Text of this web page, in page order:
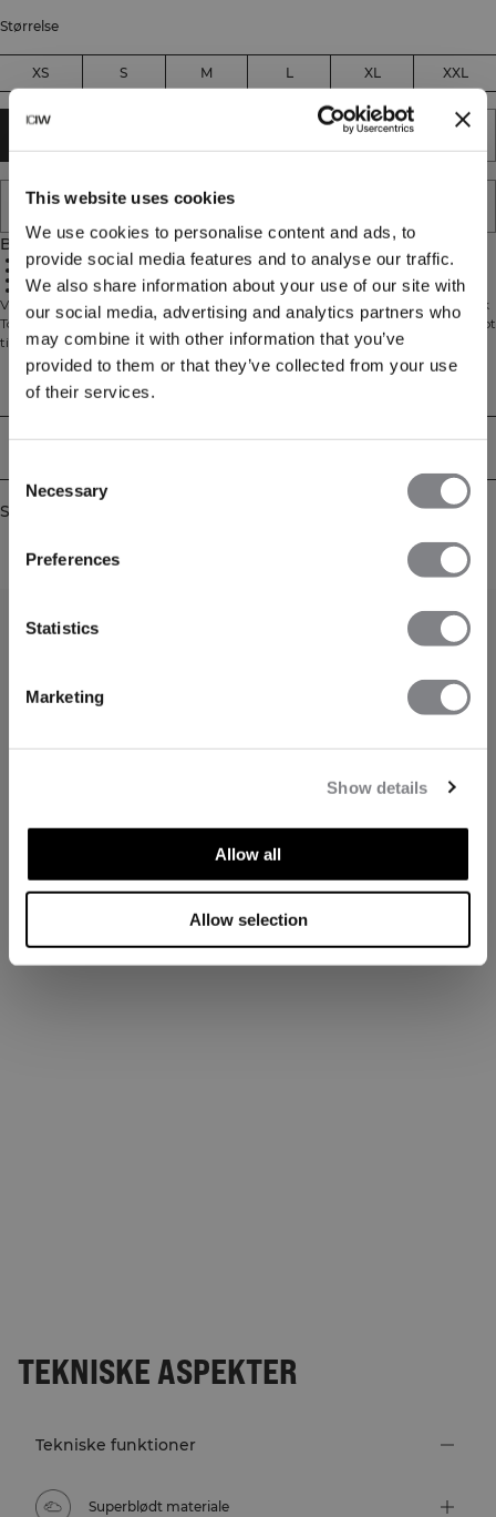
This website uses cookies
We use cookies to personalise content and ads, to
provide social media features and to analyse our traffic.
We also share information about your use of our site with
our social media, advertising and analytics partners who
may combine it with other information that you’ve
provided to them or that they’ve collected from your use
of their services.
Selection
Necessary
Preferences
Statistics
Marketing
Show details
Allow all
Allow selection
Størrelse
XS S M L XL XXL
TILFØJ TIL ØNSKESKYEN
Beskrivelse
55% polyester
37% modal
8% elastan
V-udskæring
V-udskåret top med ultrablød, premium håndfornemmelse. Contrast V-neck
Top har en elegant V-udskæring, atletisk pasform og standard længde – skabt
til at følge dine bevægelser fra studiet til hverdagen. Den glatte
modalblanding føles blød, komfortabel og skånsom mod huden med et
raffineret fald, mens elastan giver stræk og frihed til at bevæge sig. Perfekt til
let træning eller som en stilren hverdagsfavorit, der leverer et moderne udtryk
og komfort hele dagen. En del af Contrast Collection. 55% polyester, 37%
modal, 8% elastan.
Technical Aspects
Similar products
TEKNISKE ASPEKTER
Tekniske funktioner
Superblødt materiale